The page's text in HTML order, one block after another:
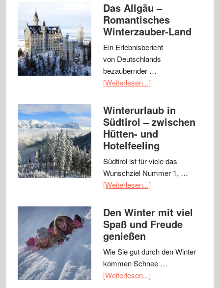
Das Allgäu –
Romantisches
Winterzauber-Land
Ein Erlebnisbericht
von Deutschlands
bezaubernder …
[Weiterlesen...]
Winterurlaub in
Südtirol – zwischen
Hütten- und
Hotelfeeling
Südtirol ist für viele das
Wunschziel Nummer 1, …
[Weiterlesen...]
Den Winter mit viel
Spaß und Freude
genießen
Wie Sie gut durch den Winter
kommen Schnee …
[Weiterlesen...]